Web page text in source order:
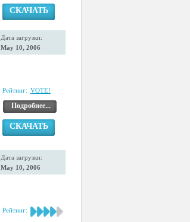
СКАЧАТЬ
Дата загрузки:
May 10, 2006
Рейтинг: VOTE!
Подробнее...
СКАЧАТЬ
Дата загрузки:
May 10, 2006
Рейтинг: